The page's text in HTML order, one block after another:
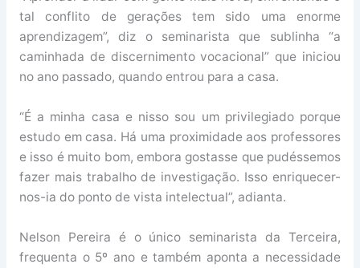
tal conflito de gerações tem sido uma enorme
aprendizagem”, diz o seminarista que sublinha “a
caminhada de discernimento vocacional” que iniciou
no ano passado, quando entrou para a casa.
“É a minha casa e nisso sou um privilegiado porque
estudo em casa. Há uma proximidade aos professores
e isso é muito bom, embora gostasse que pudéssemos
fazer mais trabalho de investigação. Isso enriquecer-
nos-ia do ponto de vista intelectual”, adianta.
Nelson Pereira é o único seminarista da Terceira,
frequenta o 5º ano e também aponta a necessidade